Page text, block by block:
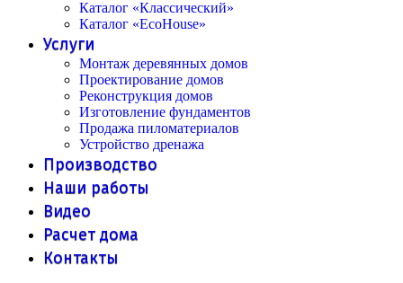
Каталог «Классический»
Каталог «EcoHouse»
Услуги
Монтаж деревянных домов
Проектирование домов
Реконструкция домов
Изготовление фундаментов
Продажа пиломатериалов
Устройство дренажа
Производство
Наши работы
Видео
Расчет дома
Контакты